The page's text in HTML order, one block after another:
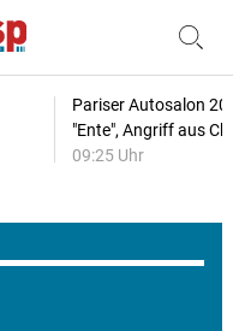
Pariser Autosalon
"Ente", Angriff aus
09:25 Uhr